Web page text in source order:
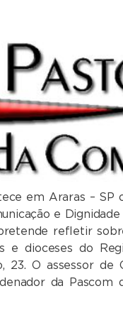
em Araras – SP
e
refletir
e dioceses do
O assessor de
da Pascom